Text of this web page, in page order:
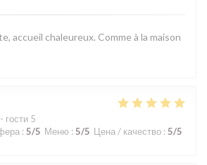
accueil chaleureux. Comme à la maison
гости 5
: 5/5 Меню : 5/5 Цена / качество : 5/5